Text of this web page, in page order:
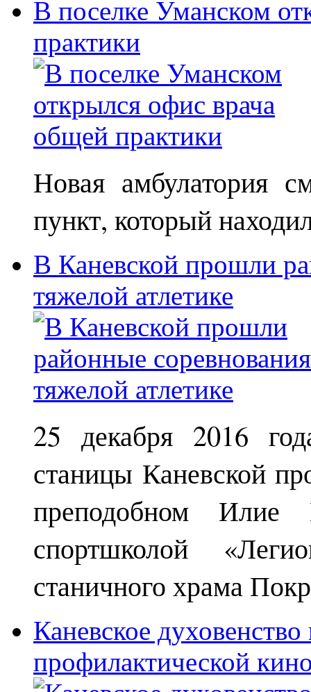
В поселке Уманском
практики
Новая амбулатория
пункт, который
В Каневской прошли
тяжелой атлетике
25 декабря 2016
станицы Каневской
преподобном Илие
спортшколой
станичного храма
Каневское
профилактической